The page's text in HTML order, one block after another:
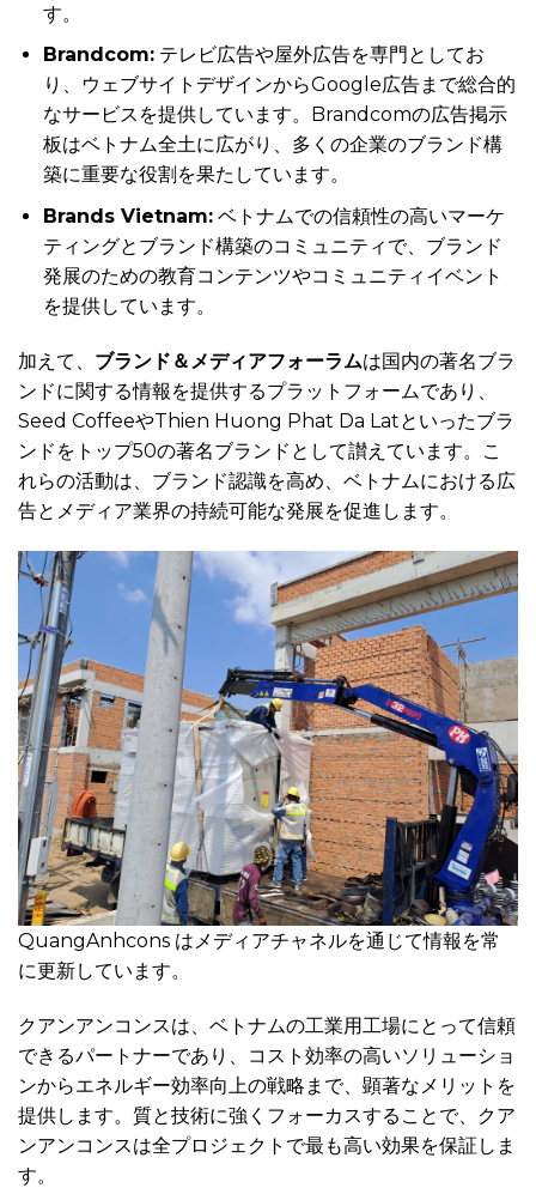
す。
Brandcom:テレビ広告や屋外広告を専門としてお
り、ウェブサイトデザインからGoogle広告まで総合的
なサービスを提供しています。Brandcomの広告掲示
板はベトナム全土に広がり、多くの企業のブランド構
築に重要な役割を果たしています。
Brands Vietnam:ベトナムでの信頼性の高いマーケ
ティングとブランド構築のコミュニティで、ブランド
発展のための教育コンテンツやコミュニティイベント
を提供しています。
加えて、 ブランド＆メディアフォーラムは国内の著名ブラ
ンドに関する情報を提供するプラットフォームであり、
Seed CoffeeやThien Huong Phat Da Latといったブラ
ンドをトップ50の著名ブランドとして讃えています。こ
れらの活動は、ブランド認識を高め、ベトナムにおける広
告とメディア業界の持続可能な発展を促進します。
QuangAnhcons はメディアチャネルを通じて情報を常
に更新しています。
クアンアンコンスは、ベトナムの工業用工場にとって信頼
できるパートナーであり、コスト効率の高いソリューショ
ンからエネルギー効率向上の戦略まで、顕著なメリットを
提供します。質と技術に強くフォーカスすることで、クア
ンアンコンスは全プロジェクトで最も高い効果を保証しま
す。